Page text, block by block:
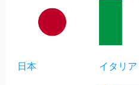
日本 イタリア